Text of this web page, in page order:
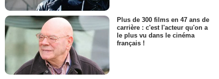
Plus de 300 films en 47 ans de
carrière : c'est l'acteur qu'on a
le plus vu dans le cinéma
français !